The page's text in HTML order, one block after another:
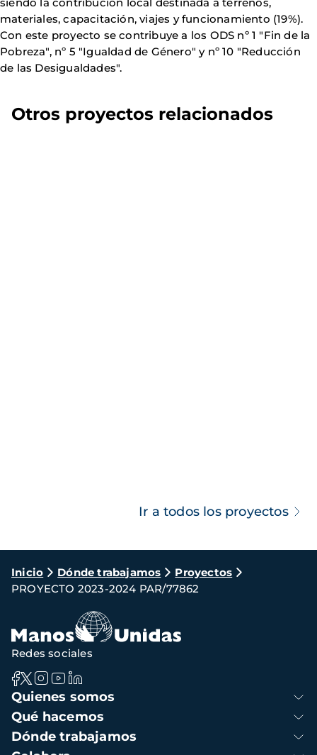
materiales, capacitación, viajes y funcionamiento (19%).
Con este proyecto se contribuye a los ODS nº 1 "Fin de la
Pobreza", nº 5 "Igualdad de Género" y nº 10 "Reducción
de las Desigualdades".
Otros proyectos relacionados
Ir a todos los proyectos
Ruta
de
navegación
Inicio Dónde trabajamos
Proyectos
PROYECTO 2023-2024 PAR/77862
Navegación
principal
Quienes somos
Qué hacemos
Dónde trabajamos
Redes sociales